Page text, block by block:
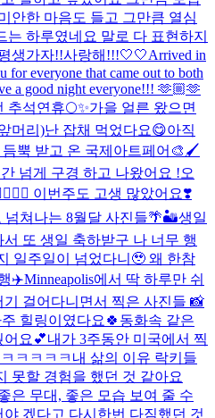
안한 마음도 들고 그만큼 열심
하루였네요 말로 다 표현하지
생가자!!사랑해!!!🤍🤍Arrived in
for everyone that came out to both
a good night everyone!!! 🫶🏼🫶
추석연휴🌕✨가을 얼른 왔으면
머리)난 잡채 먹었다요😋아직
듬뿍 받고 온 국제아트페어🎨🖌️
넘게 구경 하고 나왔어요 !오
이번주도 고생 많았어요❣️
넘쳐나는 8월달 사진들🌴🏜️생일
또 생일 축하받구 나 너무 행
일주일이 넘었다니🥹 왜 한참
✈️Minneapolis에서 딱 하루만 쉬
걸어다니면서 찍은 사진들 📸
힐링이였다요🍀동화속 같은
어요💕내가 3주동안 미국에서 찍
ㅋㅋㅋㅋ 내 삶의 이유 락키들
못할 경험을 했던 것 같아요
은 무대, 좋은 모습 보여 줄 수
겠다고 다시한번 다짐했던 것